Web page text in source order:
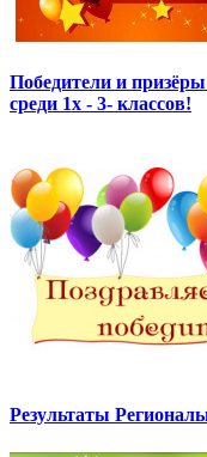
Победители и
среди 1х - 3- классов!
Результаты